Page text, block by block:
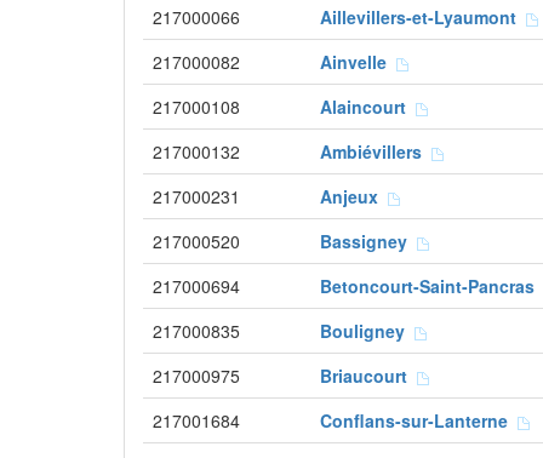
217000066
Aillevillers-et-Lyaumont
217000082 Ainvelle
217000108 Alaincourt
217000132 Ambiévillers
217000231 Anjeux
217000520 Bassigney
217000694 Betoncourt-Saint-Pancras
217000835 Bouligney
217000975 Briaucourt
217001684 Conflans-sur-Lanterne